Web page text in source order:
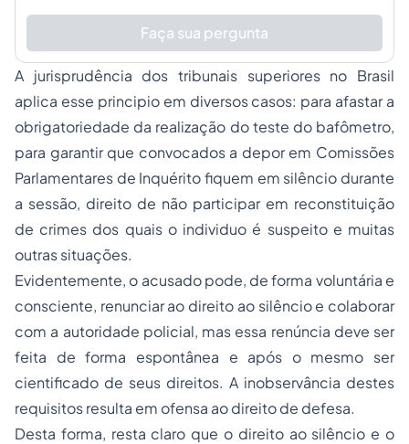
Faça sua pergunta
A jurisprudência dos tribunais superiores no Brasil
aplica esse principio em diversos casos: para afastar a
obrigatoriedade da realização do teste do bafômetro,
para garantir que convocados a depor em Comissões
Parlamentares de Inquérito fiquem em silêncio durante
a sessão, direito de não participar em reconstituição
de crimes dos quais o individuo é suspeito e muitas
outras situações.
Evidentemente, o acusado pode, de forma voluntária e
consciente, renunciar ao direito ao silêncio e colaborar
com a autoridade policial, mas essa renúncia deve ser
feita de forma espontânea e após o mesmo ser
cientificado de seus direitos. A inobservância destes
requisitos resulta em ofensa ao direito de defesa.
Desta forma, resta claro que o direito ao silêncio e o